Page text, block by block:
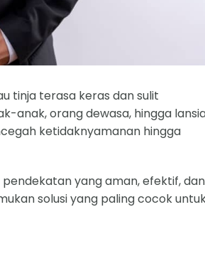
tinja terasa keras dan sulit
anak, orang dewasa, hingga
ketidaknyamanan hingga
yang aman, efektif, dan
solusi yang paling cocok